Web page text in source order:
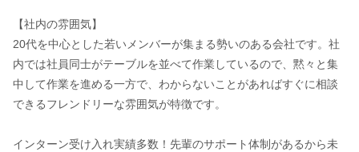
【社内の雰囲気】
20代を中心とした若いメンバーが集まる勢いのある会社です。社
内では社員同士がテーブルを並べて作業しているので、黙々と集
中して作業を進める一方で、わからないことがあればすぐに相談
できるフレンドリーな雰囲気が特徴です。
インターン受け入れ実績多数！先輩のサポート体制があるから未